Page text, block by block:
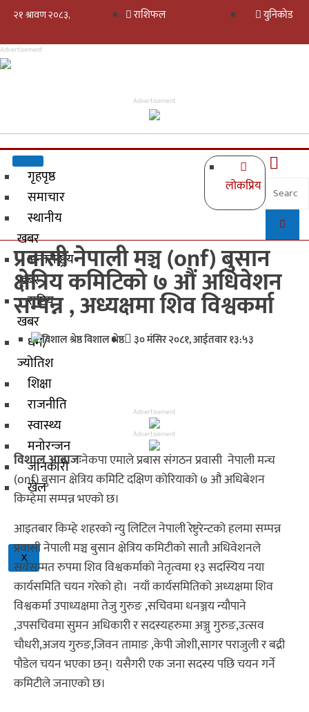
राशिफल युनिकोड
Advertisement
Advertisement
गृहपृष्ठ
समाचार
स्थानीय
खबर
अन्तर्राष्ट्रिय
खबर
राष्ट्रिय
खबर
धर्म/
ज्योतिश
शिक्षा
राजनीति
स्वास्थ्य
मनोरन्जन
जानकारी
खेल
X
लोकप्रिय
प्रवासी नेपाली मञ्च (onf) बुसान
क्षेत्रिय कमिटिको ७ औं अधिवेशन
सम्पन्न , अध्यक्षमा शिव विश्वकर्मा
विशाल श्रेष्ठ ३० मंसिर २०८१, आईतवार १३:५३
Advertisement
Advertisement
विशाल आवाजःनेकपा एमाले प्रबास संगठन प्रवासी नेपाली मन्च
(onf) बुसान क्षेत्रिय कमिटि दक्षिण कोरियाको ७ औ अधिबेशन
किम्हेमा सम्पन्न भएको छ।
आइतबार किम्हे शहरको न्यु लिटिल नेपाली रेष्टुरेन्टको हलमा सम्पन्न
प्रवासी नेपाली मञ्च बुसान क्षेत्रिय कमिटीको सातौ अधिवेशनले
सर्वसम्मत रुपमा शिव विश्वकर्माको नेतृत्वमा १३ सदस्यिय नया
कार्यसमिति चयन गरेको हो। नयाँ कार्यसमितिको अध्यक्षमा शिव
विश्वकर्मा‌ उपाध्यक्षमा तेजु गुरुङ ,सचिवमा धनञ्जय न्यौपाने
,उपसचिवमा सुमन अधिकारी र सदस्यहरुमा अञ्जु गुरुङ,उत्सव
चौधरी,अजय गुरुङ,जिवन तामाङ ,केपी जोशी,सागर पराजुली र बद्री
पौडेल चयन भएका छन्। यसैगरी एक जना सदस्य पछि चयन गर्ने
कमिटीले जनाएको छ।